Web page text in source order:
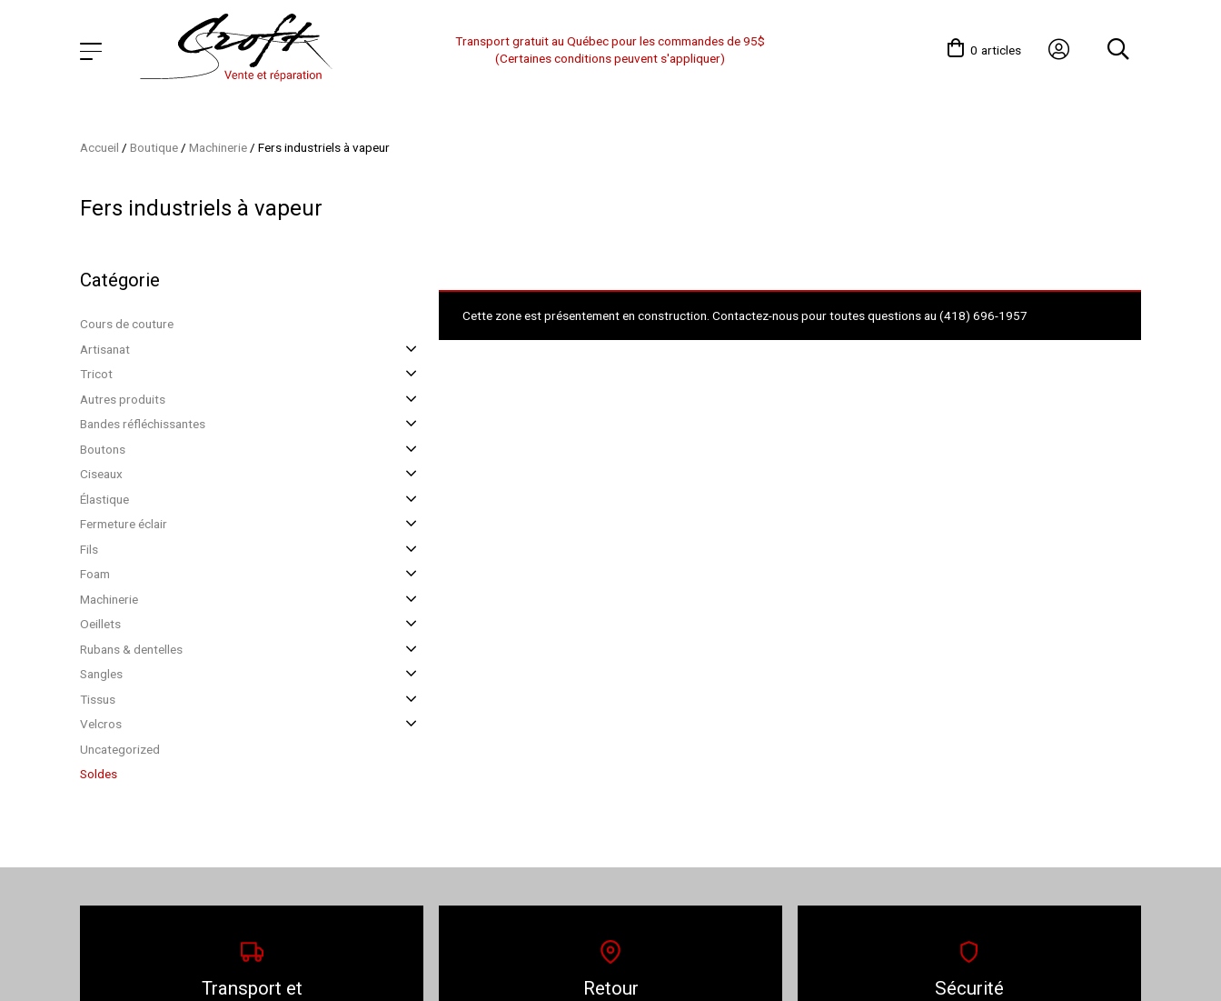
Transport gratuit au Québec pour les commandes de 95$
(Certaines conditions peuvent s'appliquer)
0 articles
Accueil /Boutique /Machinerie /Fers industriels à vapeur
Fers industriels à vapeur
Catégorie
Cours de couture
Artisanat
Tricot
Autres produits
Bandes réfléchissantes
Boutons
Ciseaux
Élastique
Fermeture éclair
Fils
Foam
Machinerie
Oeillets
Rubans & dentelles
Sangles
Tissus
Velcros
Uncategorized
Soldes
Cette zone est présentement en construction. Contactez-nous pour toutes questions au (418) 696-1957
Transport et
Retour Sécurité